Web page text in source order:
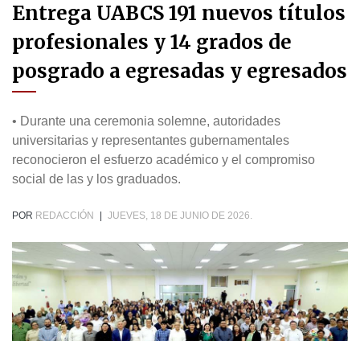
Entrega UABCS 191 nuevos títulos
profesionales y 14 grados de
posgrado a egresadas y egresados
• Durante una ceremonia solemne, autoridades
universitarias y representantes gubernamentales
reconocieron el esfuerzo académico y el compromiso
social de las y los graduados.
POR REDACCIÓN JUEVES, 18 DE JUNIO DE 2026.